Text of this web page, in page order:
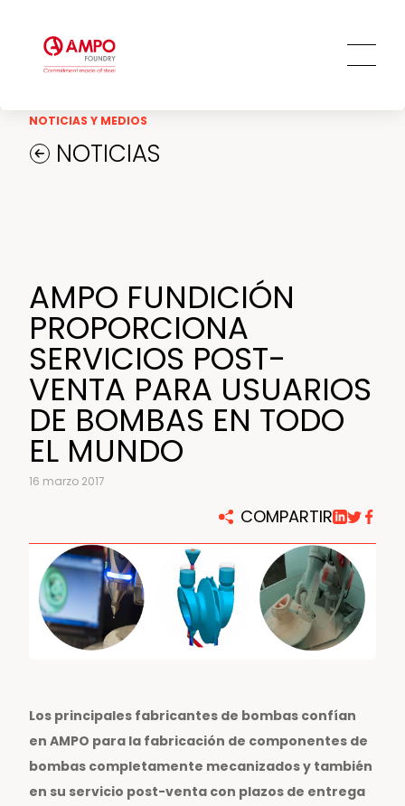
Innovación y tecnología
Ética y transparencia
Compromiso social
NOTICIAS Y MEDIOS
NOTICIAS
AMPO FUNDICIÓN
PROPORCIONA
SERVICIOS POST-
VENTA PARA USUARIOS
DE BOMBAS EN TODO
EL MUNDO
16 marzo 2017
COMPARTIR
Los principales fabricantes de bombas confían
en AMPO para la fabricación de componentes de
bombas completamente mecanizados y también
en su servicio post-venta con plazos de entrega